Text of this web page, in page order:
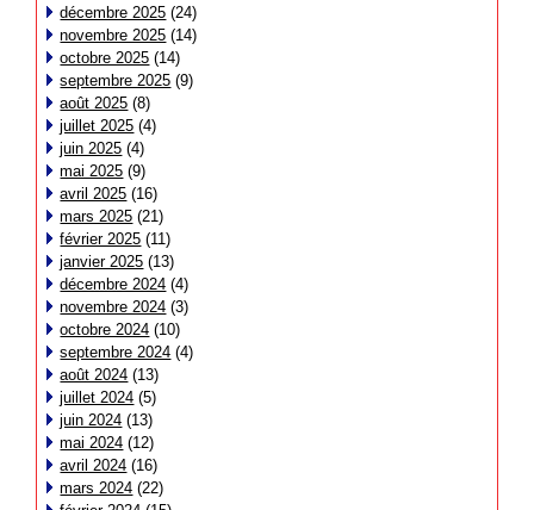
décembre 2025 (24)
novembre 2025 (14)
octobre 2025 (14)
septembre 2025 (9)
août 2025 (8)
juillet 2025 (4)
juin 2025 (4)
mai 2025 (9)
avril 2025 (16)
mars 2025 (21)
février 2025 (11)
janvier 2025 (13)
décembre 2024 (4)
novembre 2024 (3)
octobre 2024 (10)
septembre 2024 (4)
août 2024 (13)
juillet 2024 (5)
juin 2024 (13)
mai 2024 (12)
avril 2024 (16)
mars 2024 (22)